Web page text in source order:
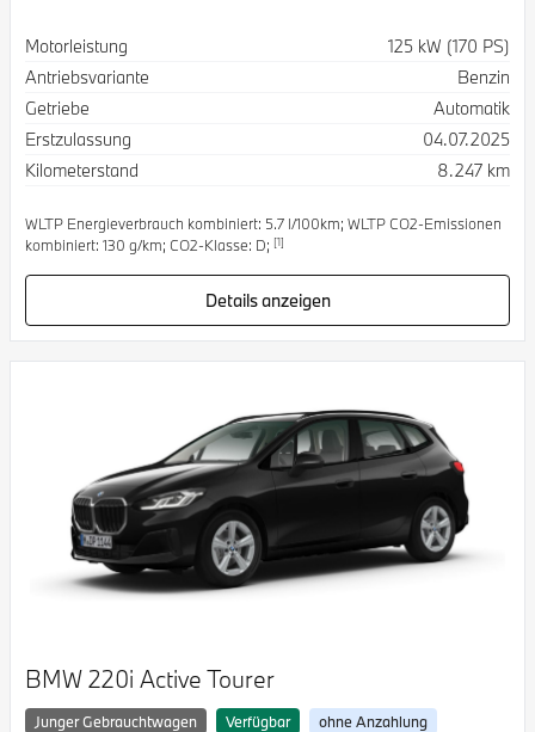
Spezifikation
Motorleistung
125 kW (170 PS)
Antriebsvariante
Benzin
Getriebe
Automatik
Erstzulassung
04.07.2025
Kilometerstand
8.247 km
WLTP Energieverbrauch kombiniert: 5.7 l/100km; WLTP CO2-Emissionen
kombiniert: 130 g/km; CO2-Klasse: D; [1]
Details anzeigen
BMW 220i Active Tourer
Junger Gebrauchtwagen Verfügbar ohne Anzahlung